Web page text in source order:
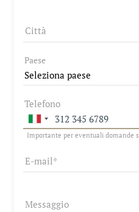
Aromi inconfondibili
Città
Paese
Importante per eventuali domande
Telefono
E-mail
Messaggio